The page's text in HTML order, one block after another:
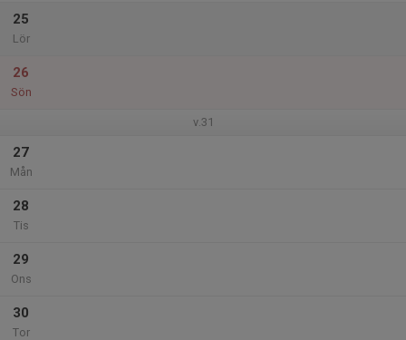
25
Lör
26
Sön
v.31
27
Mån
28
Tis
29
Ons
30
Tor